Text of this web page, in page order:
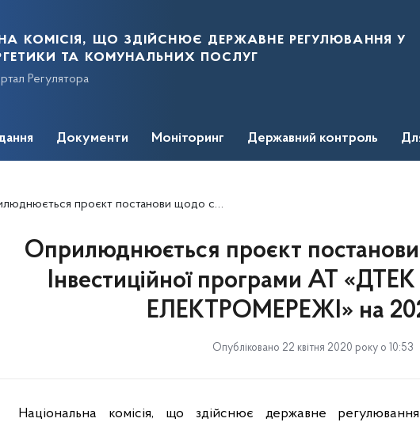
комісія, що здійснює державне регулювання у
та комунальних послуг
Регулятора
Документи Моніторинг Державний контроль
проєкт постанови щодо схвалення Інвестиційної програми АТ «ДТЕК ДНІПРОВСЬКІ ЕЛЕКТРОМЕРЕЖІ» на 2020 рік
Оприлюднюється проєкт
Інвестиційної програми АТ
ЕЛЕКТРОМЕРЕЖІ» на
Опубліковано 22 квітня 2020 року о 10:53
Національна комісія, що здійснює державне